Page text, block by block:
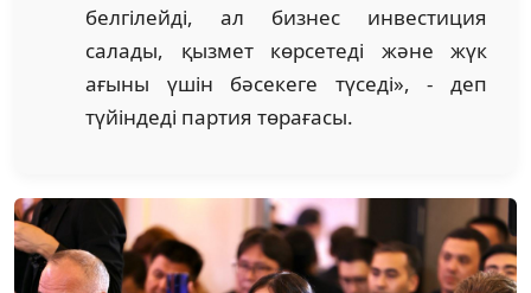
белгілейді, ал бизнес инвестиция
салады, қызмет көрсетеді жəне жүк
ағыны үшін бəсекеге түседі», - деп
түйіндеді партия төрағасы.